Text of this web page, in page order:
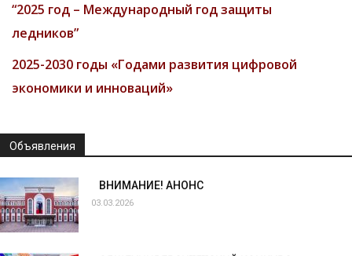
“2025 год – Международный год защиты
ледников”
2025-2030 годы «Годами развития цифровой
экономики и инноваций»
Объявления
ВНИМАНИЕ! АНОНС
03.03.2026